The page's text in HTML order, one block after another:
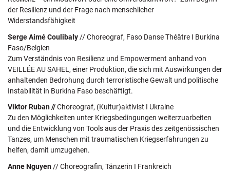
der Resilienz und der Frage nach menschlicher
Widerstandsfähigkeit
Serge Aimé Coulibaly // Choreograf, Faso Danse Théâtre I Burkina
Faso/Belgien
Zum Verständnis von Resilienz und Empowerment anhand von
VEILLÉE AU SAHEL, einer Produktion, die sich mit Auswirkungen der
anhaltenden Bedrohung durch terroristische Gewalt und politische
Instabilität in Burkina Faso beschäftigt.
Viktor Ruban //Choreograf, (Kultur)aktivist I Ukraine
Zu den Möglichkeiten unter Kriegsbedingungen weiterzuarbeiten
und die Entwicklung von Tools aus der Praxis des zeitgenössischen
Tanzes, um Menschen mit traumatischen Kriegserfahrungen zu
helfen, damit umzugehen.
Anne Nguyen // Choreografin, Tänzerin I Frankreich